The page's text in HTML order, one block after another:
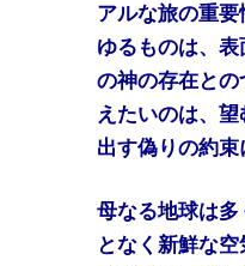
アルな旅の重
ゆるものは、
の神の存在と
えたいのは、
出す偽りの約束
母なる地球は
となく新鮮な